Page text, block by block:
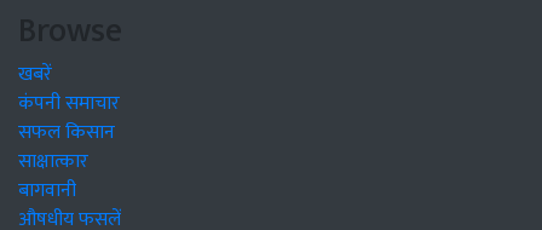
Browse
खबरें
कंपनी समाचार
सफल किसान
साक्षात्कार
बागवानी
औषधीय फसलें